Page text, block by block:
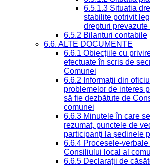
6.5.1.3 Situatia
stabilite potrivit
drepturi
6.5.2 Bilanturi contabile
6.6. ALTE DOCUMENTE
6.6.1 Obiecțiile cu
efectuate în scris de
Comunei
6.6.2 Informații din
problemelor de interes
să fie dezbătute de
comunei
6.6.3 Minutele în care
rezumat, punctele de
participanți la ședinele
6.6.4 Procesele-
Consiliului local al
6.6.5 Declarații de